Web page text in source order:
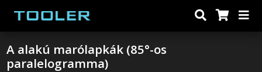
A alakú marólapkák (85°-os
paralelogramma)